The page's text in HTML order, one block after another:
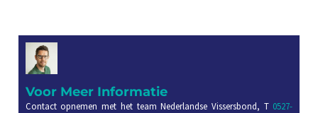
Voor Meer Informatie
Contact opnemen met het team Nederlandse Vissersbond, T 0527-